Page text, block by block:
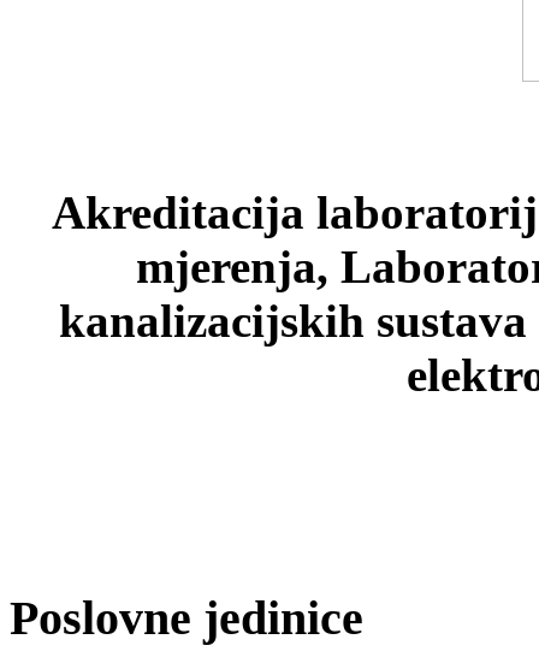
Akreditacija
mjerenja,
kanalizacijskih
Poslovne jedinice